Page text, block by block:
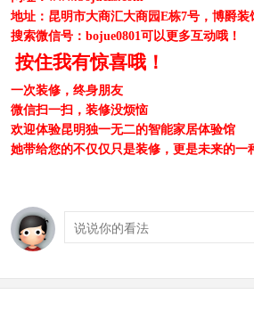
地址：昆明市大商汇大商园E栋7号，博爵装
搜索微信号：bojue0801可以更多互动哦！
按住我有惊喜哦！
一次装修，终身朋友
微信扫一扫，装修没烦恼
欢迎体验昆明独一无二的智能家居体验馆
她带给您的不仅仅只是装修，更是未来的一